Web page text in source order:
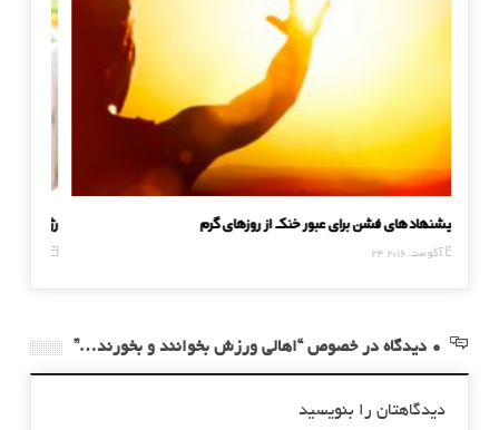
پیشنهادهای فشن برای عبور خنک از روزهای گرم
24 آگوست, 2016
دیدگاهتان را بنویسید